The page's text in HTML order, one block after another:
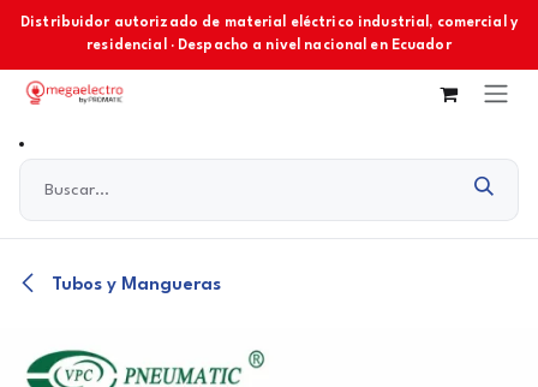
Ir al contenido
Distribuidor autorizado de material eléctrico industrial, comercial y
residencial · Despacho a nivel nacional en Ecuador
Tubos y Mangueras